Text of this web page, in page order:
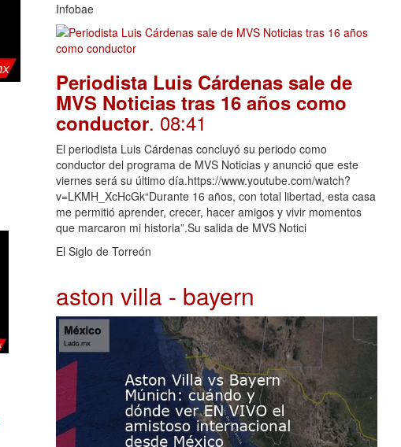
Infobae
Periodista Luis Cárdenas sale de
MVS Noticias tras 16 años como
conductor. 08:41
El periodista Luis Cárdenas concluyó su periodo como
conductor del programa de MVS Noticias y anunció que este
viernes será su último día.https://www.youtube.com/watch?
v=LKMH_XcHcGk“Durante 16 años, con total libertad, esta casa
me permitió aprender, crecer, hacer amigos y vivir momentos
que marcaron mi historia”.Su salida de MVS Notici
El Siglo de Torreón
aston villa - bayern